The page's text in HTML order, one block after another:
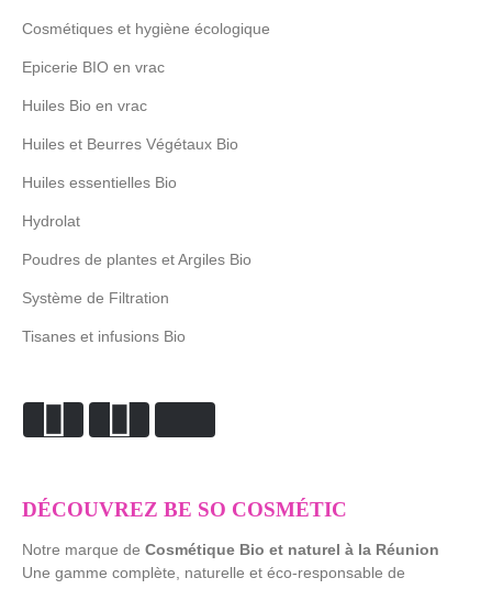
Cosmétiques et hygiène écologique
Epicerie BIO en vrac
Huiles Bio en vrac
Huiles et Beurres Végétaux Bio
Huiles essentielles Bio
Hydrolat
Poudres de plantes et Argiles Bio
Système de Filtration
Tisanes et infusions Bio
DÉCOUVREZ BE SO COSMÉTIC
Notre marque de Cosmétique Bio et naturel à la Réunion
Une gamme complète, naturelle et éco-responsable de